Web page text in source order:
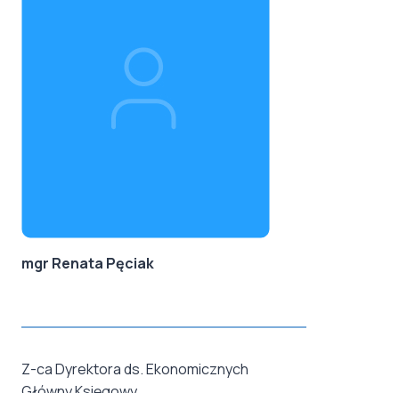
mgr Renata Pęciak
Z-ca Dyrektora ds. Ekonomicznych